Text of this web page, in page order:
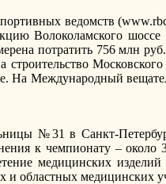
ведомств
Волоколамского
потратить 756 млн
На Международный
№31 в Санкт-
к чемпионату –
медицинских
и областных медицинских